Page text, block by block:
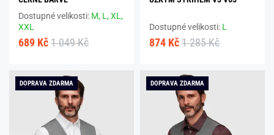
Dostupné velikosti: M, L,XL,
XXL
689 Kč 1 049 Kč
Dostupné velikosti: L
874 Kč 1 285 Kč
DOPRAVA ZDARMA DOPRAVA ZDARMA